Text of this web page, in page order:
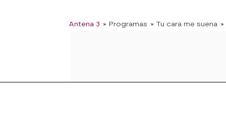
Antena 3 » Programas » Tu cara me suena